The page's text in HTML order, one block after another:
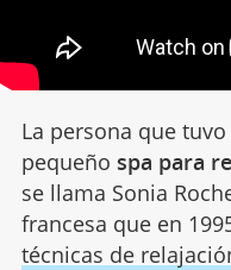
La persona que
pequeño spa para
se llama Sonia
francesa que en
técnicas de